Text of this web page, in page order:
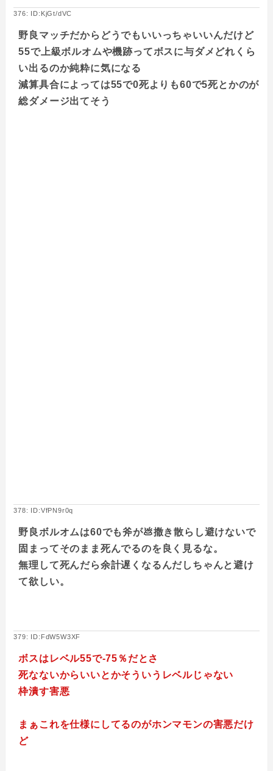
376: ID:KjGt/dVC
野良マッチだからどうでもいいっちゃいいんだけど
55で上級ボルオムや機跡ってボスに与ダメどれくら
い出るのか純粋に気になる
減算具合によっては55で0死よりも60で5死とかのが
総ダメージ出てそう
378: ID:VfPN9r0q
野良ボルオムは60でも斧が💩撒き散らし避けないで
固まってそのまま死んでるのを良く見るな。
無理して死んだら余計遅くなるんだしちゃんと避け
て欲しい。
379: ID:FdW5W3XF
ボスはレベル55で-75％だとさ
死なないからいいとかそういうレベルじゃない
枠潰す害悪
まぁこれを仕様にしてるのがホンマモンの害悪だけ
ど